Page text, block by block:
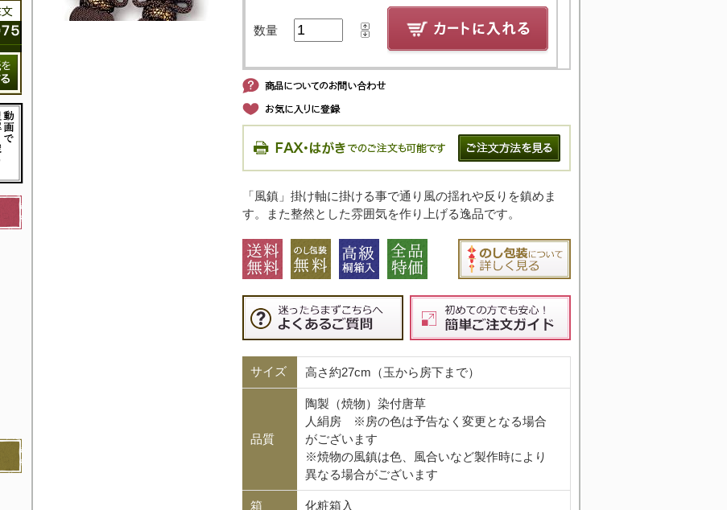
数量
「風鎮」掛け軸に掛ける事で通り風の揺れや反りを鎮めま
す。また整然とした雰囲気を作り上げる逸品です。
サイズ 高さ約27cm（玉から房下まで）
品質
陶製（焼物）染付唐草
人絹房 ※房の色は予告なく変更となる場合
がございます
※焼物の風鎮は色、風合いなど製作時により
異なる場合がございます
箱 化粧箱入